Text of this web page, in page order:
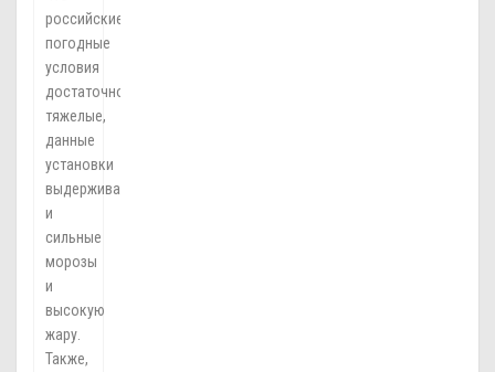
российские
погодные
условия
достаточно
тяжелые,
данные
установки
выдерживают
и
сильные
морозы
и
высокую
жару.
Также,